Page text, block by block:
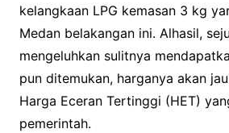
kelangkaan LPG kemasan 3 kg
Medan belakangan ini. Alhasil,
mengeluhkan sulitnya
pun ditemukan, harganya akan
Harga Eceran Tertinggi (HET)
pemerintah.